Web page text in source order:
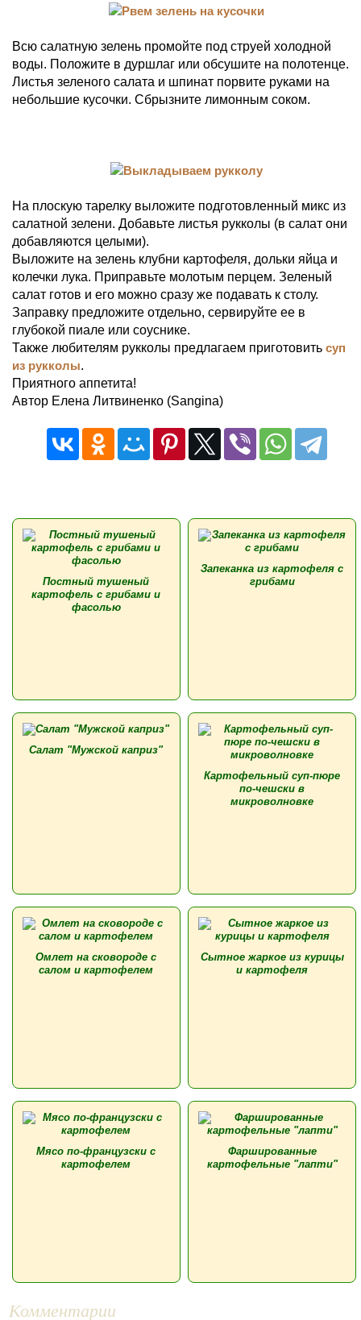
Всю салатную зелень промойте под струей холодной
воды. Положите в дуршлаг или обсушите на полотенце.
Листья зеленого салата и шпинат порвите руками на
небольшие кусочки. Сбрызните лимонным соком.
На плоскую тарелку выложите подготовленный микс из
салатной зелени. Добавьте листья рукколы (в салат они
добавляются целыми).
Выложите на зелень клубни картофеля, дольки яйца и
колечки лука. Приправьте молотым перцем. Зеленый
салат готов и его можно сразу же подавать к столу.
Заправку предложите отдельно, сервируйте ее в
глубокой пиале или соуснике.
Также любителям рукколы предлагаем приготовить суп
из рукколы.
Приятного аппетита!
Автор Елена Литвиненко (Sangina)
Постный тушеный
картофель с грибами и
фасолью
Запеканка из картофеля с
грибами
Салат "Мужской каприз"
Картофельный суп-пюре
по-чешски в
микроволновке
Омлет на сковороде с
салом и картофелем
Сытное жаркое из курицы
и картофеля
Мясо по-французски с
картофелем
Фаршированные
картофельные "лапти"
Комментарии